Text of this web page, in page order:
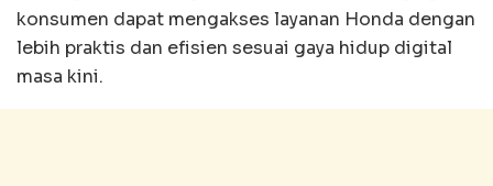
konsumen dapat mengakses layanan Honda dengan
lebih praktis dan efisien sesuai gaya hidup digital
masa kini.